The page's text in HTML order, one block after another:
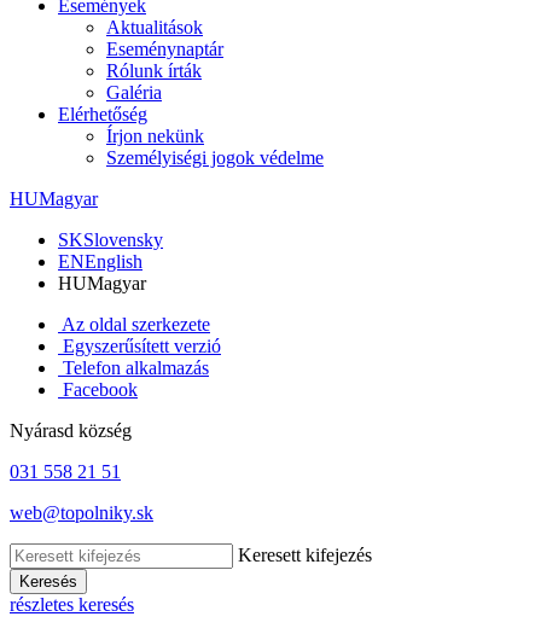
Események
Aktualitások
Eseménynaptár
Rólunk írták
Galéria
Elérhetőség
Írjon nekünk
Személyiségi jogok védelme
HUMagyar
SKSlovensky
ENEnglish
HUMagyar
Az oldal szerkezete
Egyszerűsített verzió
Telefon alkalmazás
Facebook
Nyárasd község
031 558 21 51
web@topolniky.sk
Keresett kifejezés
Keresés
részletes keresés